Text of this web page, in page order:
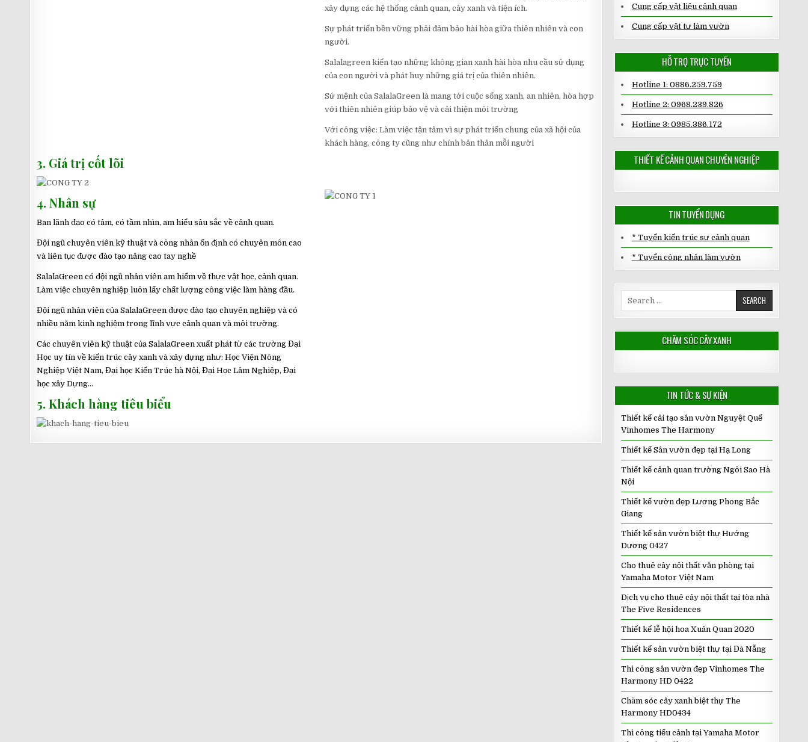
xây dựng các hệ thống cảnh quan, cây xanh và tiện ích.
Sự phát triển bền vững phải đảm bảo hài hòa giữa thiên nhiên và con
người.
Salalagreen kiến tạo những không gian xanh hài hòa nhu cầu sử dụng
của con người và phát huy những giá trị của thiên nhiên.
Sứ mệnh của SalalaGreen là mang tới cuộc sống xanh, an nhiên, hòa hợp
với thiên nhiên giúp bảo vệ và cải thiện môi trường
Với công việc: Làm việc tận tâm vì sự phát triển chung của xã hội của
khách hàng, công ty cũng như chính bản thân mỗi người
3. Giá trị cốt lõi
4. Nhân sự
Ban lãnh đạo có tâm, có tầm nhìn, am hiểu sâu sắc về cảnh quan.
Đội ngũ chuyên viên kỹ thuật và công nhân ổn định có chuyên môn cao
và liên tục được đào tạo nâng cao tay nghề
SalalaGreen có đội ngũ nhân viên am hiểm về thực vật học, cảnh quan.
Làm việc chuyên nghiệp luôn lấy chất lượng công việc làm hàng đầu.
Đội ngũ nhân viên của SalalaGreen được đào tạo chuyên nghiệp và có
nhiều năm kinh nghiệm trong lĩnh vực cảnh quan và môi trường.
Các chuyên viên kỹ thuật của SalalaGreen xuất phát từ các trường Đại
Học uy tín về kiến trúc cây xanh và xây dựng như: Học Viện Nông
Nghiệp Việt Nam, Đại học Kiến Trúc hà Nội, Đại Học Lâm Nghiệp, Đại
học xây Dựng…
5. Khách hàng tiêu biểu
Cung cấp vật liệu cảnh quan
Cung cấp vật tư làm vườn
HỖ TRỢ TRỰC TUYẾN
Hotline 1: 0886.259.759
Hotline 2: 0968.239.826
Hotline 3: 0985.386.172
THIẾT KẾ CẢNH QUAN CHUYÊN NGHIỆP
TIN TUYỂN DỤNG
* Tuyển kiến trúc sư cảnh quan
* Tuyển công nhân làm vườn
CHĂM SÓC CÂY XANH
TIN TỨC & SỰ KIỆN
Thiết kế cải tạo sân vườn Nguyệt Quế
Vinhomes The Harmony
Thiết kế Sân vườn đẹp tại Hạ Long
Thiết kế cảnh quan trường Ngôi Sao Hà
Nội
Thiết kế vườn đẹp Lương Phong Bắc
Giang
Thiết kế sân vườn biệt thự Hướng
Dương 0427
Cho thuê cây nội thất văn phòng tại
Yamaha Motor Việt Nam
Dịch vụ cho thuê cây nội thất tại tòa nhà
The Five Residences
Thiết kế lễ hội hoa Xuân Quan 2020
Thiết kế sân vườn biệt thự tại Đà Nẵng
Thi công sân vườn đẹp Vinhomes The
Harmony HD 0422
Chăm sóc cây xanh biệt thự The
Harmony HD0434
Thi công tiểu cảnh tại Yamaha Motor